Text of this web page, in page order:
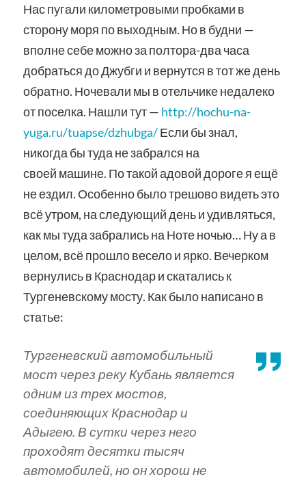
Нас пугали километровыми пробками в
сторону моря по выходным. Но в будни —
вполне себе можно за полтора-два часа
добраться до Джубги и вернутся в тот же день
обратно. Ночевали мы в отельчике недалеко
от поселка. Нашли тут — http://hochu-na-
yuga.ru/tuapse/dzhubga/Если бы знал,
никогда бы туда не забрался на
своей машине. По такой адовой дороге я ещё
не ездил. Особенно было трешово видеть это
всё утром, на следующий день и удивляться,
как мы туда забрались на Ноте ночью… Ну а в
целом, всё прошло весело и ярко. Вечерком
вернулись в Краснодар и скатались к
Тургеневскому мосту. Как было написано в
статье:
Тургеневский автомобильный
мост через реку Кубань является
одним из трех мостов,
соединяющих Краснодар и
Адыгею. В сутки через него
проходят десятки тысяч
автомобилей, но он хорош не